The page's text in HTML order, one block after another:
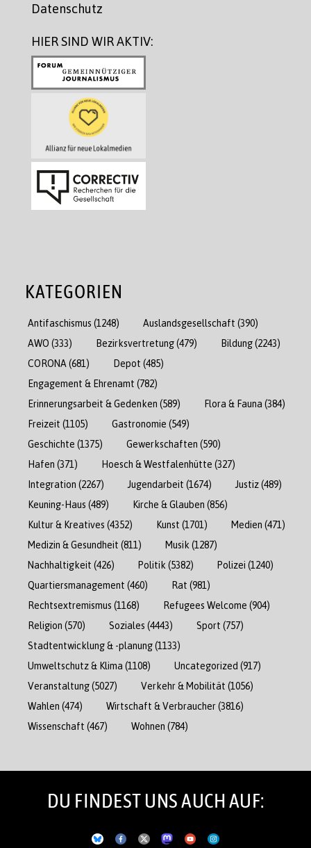
Datenschutz
HIER SIND WIR AKTIV:
KATEGORIEN
Antifaschismus (1248) Auslandsgesellschaft (390)
AWO (333) Bezirksvertretung(479) Bildung(2243)
CORONA (681) Depot (485)
Engagement & Ehrenamt (782)
Erinnerungsarbeit & Gedenken (589) Flora & Fauna (384)
Freizeit (1105) Gastronomie (549)
Geschichte (1375) Gewerkschaften (590)
Hafen (371) Hoesch & Westfalenhütte (327)
Integration (2267) Jugendarbeit (1674) Justiz(489)
Keuning-Haus (489) Kirche & Glauben (856)
Kultur & Kreatives (4352) Kunst (1701) Medien (471)
Medizin & Gesundheit (811) Musik (1287)
Nachhaltigkeit (426) Politik (5382) Polizei (1240)
Quartiersmanagement (460) Rat (981)
Rechtsextremismus (1168) Refugees Welcome (904)
Religion (570) Soziales (4443) Sport (757)
Stadtentwicklung & -planung(1133)
Umweltschutz & Klima (1108) Uncategorized (917)
Veranstaltung(5027) Verkehr & Mobilität (1056)
Wahlen (474) Wirtschaft & Verbraucher(3816)
Wissenschaft (467) Wohnen (784)
DU FINDEST UNS AUCH AUF: